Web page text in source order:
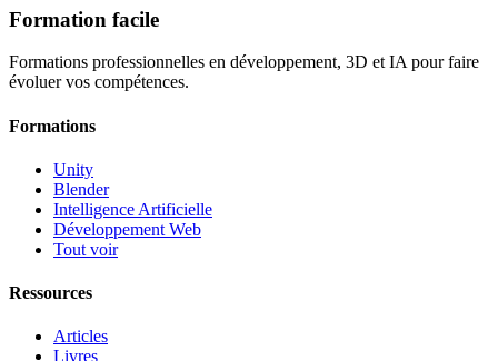
Formation facile
Formations professionnelles en développement, 3D et IA pour faire
évoluer vos compétences.
Formations
Unity
Blender
Intelligence Artificielle
Développement Web
Tout voir
Ressources
Articles
Livres